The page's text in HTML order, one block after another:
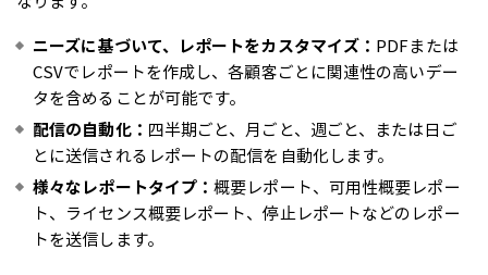
ニーズに基づいて、レポートをカスタマイズ： PDFまたは
CSVでレポートを作成し、各顧客ごとに関連性の高いデー
タを含めることが可能です。
配信の自動化： 四半期ごと、月ごと、週ごと、または日ご
とに送信されるレポートの配信を自動化します。
様々なレポートタイプ：概要レポート、可用性概要レポー
ト、ライセンス概要レポート、停止レポートなどのレポー
トを送信します。